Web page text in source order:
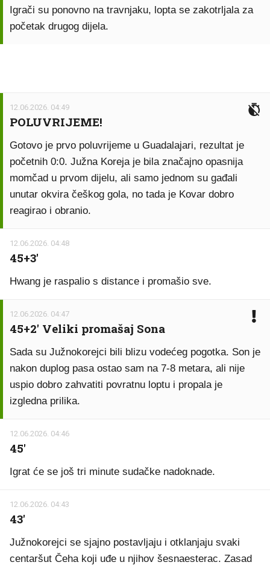
Igrači su ponovno na travnjaku, lopta se zakotrljala za
početak drugog dijela.
12.06.2026. 04:49
POLUVRIJEME!
Gotovo je prvo poluvrijeme u Guadalajari, rezultat je
početnih 0:0. Južna Koreja je bila značajno opasnija
momčad u prvom dijelu, ali samo jednom su gađali
unutar okvira češkog gola, no tada je Kovar dobro
reagirao i obranio.
12.06.2026. 04:48
45+3'
Hwang je raspalio s distance i promašio sve.
12.06.2026. 04:47
45+2' Veliki promašaj Sona
Sada su Južnokorejci bili blizu vodećeg pogotka. Son je
nakon duplog pasa ostao sam na 7-8 metara, ali nije
uspio dobro zahvatiti povratnu loptu i propala je
izgledna prilika.
12.06.2026. 04:46
45'
Igrat će se još tri minute sudačke nadoknade.
12.06.2026. 04:43
43'
Južnokorejci se sjajno postavljaju i otklanjaju svaki
centaršut Čeha koji uđe u njihov šesnaesterac. Zasad